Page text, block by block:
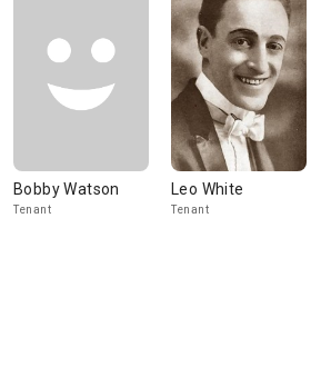
Bobby Watson
Tenant
Leo White
Tenant